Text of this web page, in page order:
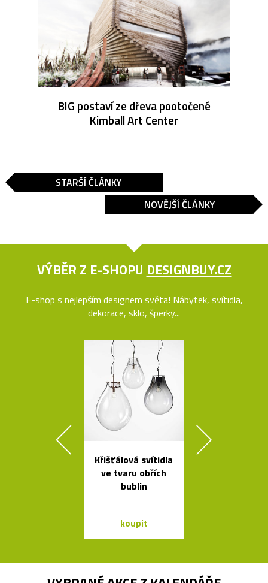
BIG postaví ze dřeva pootočené
Kimball Art Center
STARŠÍ ČLÁNKY
NOVĚJŠÍ ČLÁNKY
VÝBĚR Z E-SHOPU DESIGNBUY.CZ
E-shop s nejlepším designem světa! Nábytek, svítidla,
dekorace, sklo, šperky...
Křišťálová svítidla
ve tvaru obřích
bublin
koupit